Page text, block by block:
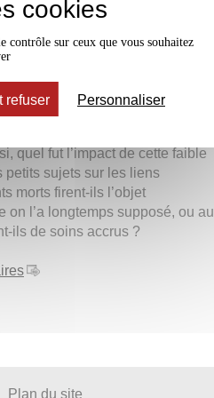
paru aux éditions Errance
sociétés pré-transitionnelles, les
un taux très élevé de
la naissance et le trépas, le
quel fut l’impact de cette faible
petits sujets sur les liens
morts firent-ils l’objet
on l’a longtemps supposé, ou au
ils de soins accrus ?
Plan du site
cookies
contrôle sur ceux que vous souhaitez
refuser Personnaliser